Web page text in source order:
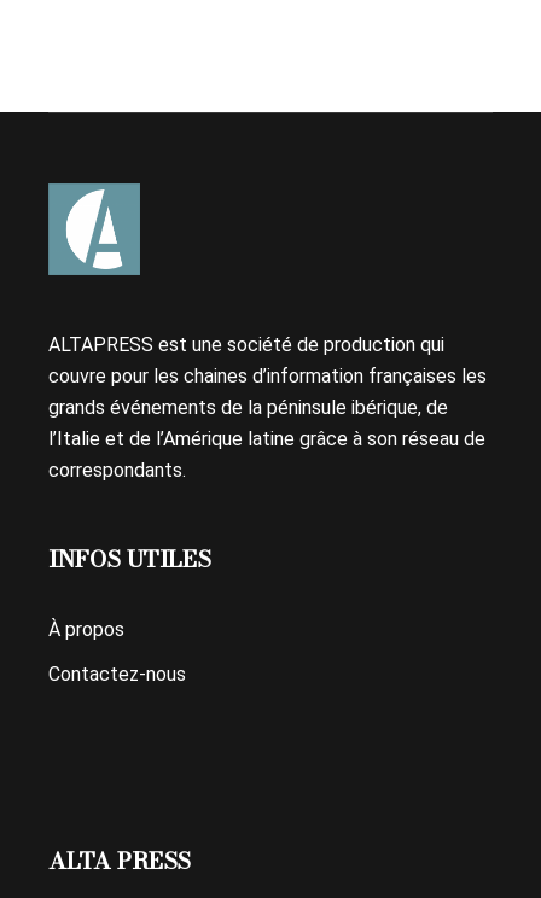
ALTAPRESS est une société de production qui
couvre pour les chaines d’information françaises les
grands événements de la péninsule ibérique, de
l’Italie et de l’Amérique latine grâce à son réseau de
correspondants.
INFOS UTILES
À propos
Contactez-nous
ALTA PRESS